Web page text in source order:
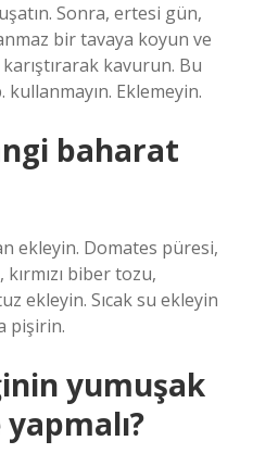
Sonra, ertesi gün,
bir tavaya koyun ve
kavurun. Bu
kullanmayın. Eklemeyin.
baharat
ekleyin. Domates püresi,
biber tozu,
ekleyin. Sıcak su ekleyin
pişirin.
yumuşak